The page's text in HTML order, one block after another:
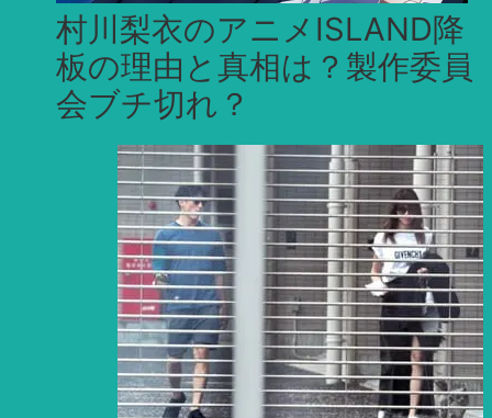
村川梨衣のアニメISLAND降
板の理由と真相は？製作委員
会ブチ切れ？